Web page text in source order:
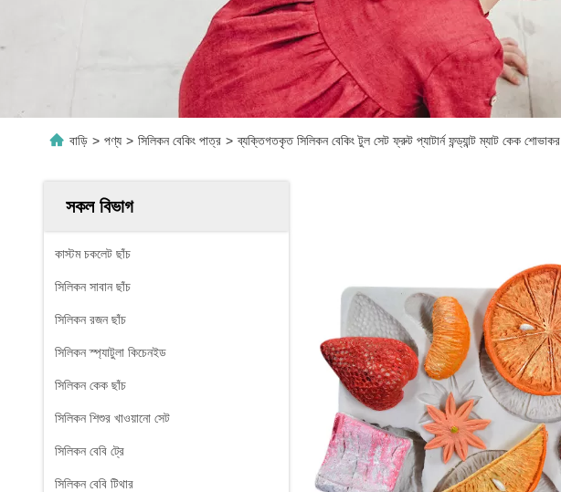
বাড়ি > পণ্য > সিলিকন বেকিং পাত্র > ব্যক্তিগতকৃত সিলিকন বেকিং টুল সেট ফ্রুট প্যাটার্ন ফন্ড্যান্ট ম্যাট কেক শোভাকর
সকল বিভাগ
কাস্টম চকলেট ছাঁচ
সিলিকন সাবান ছাঁচ
সিলিকন রজন ছাঁচ
সিলিকন স্প্যাটুলা কিচেনইড
সিলিকন কেক ছাঁচ
সিলিকন শিশুর খাওয়ানো সেট
সিলিকন বেবি ট্রে
সিলিকন বেবি টিথার